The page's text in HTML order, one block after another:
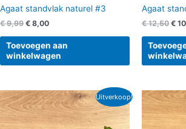
Agaat standvlak naturel #3
€9,99 € 8,00
Toevoegen aan
winkelwagen
Agaat
€12,50 €
Uitverkoop!
Oorspronkelijke
prijs
was:
€ 9,99.
Huidige
prijs
is:
€ 8,00.
prijs
was: